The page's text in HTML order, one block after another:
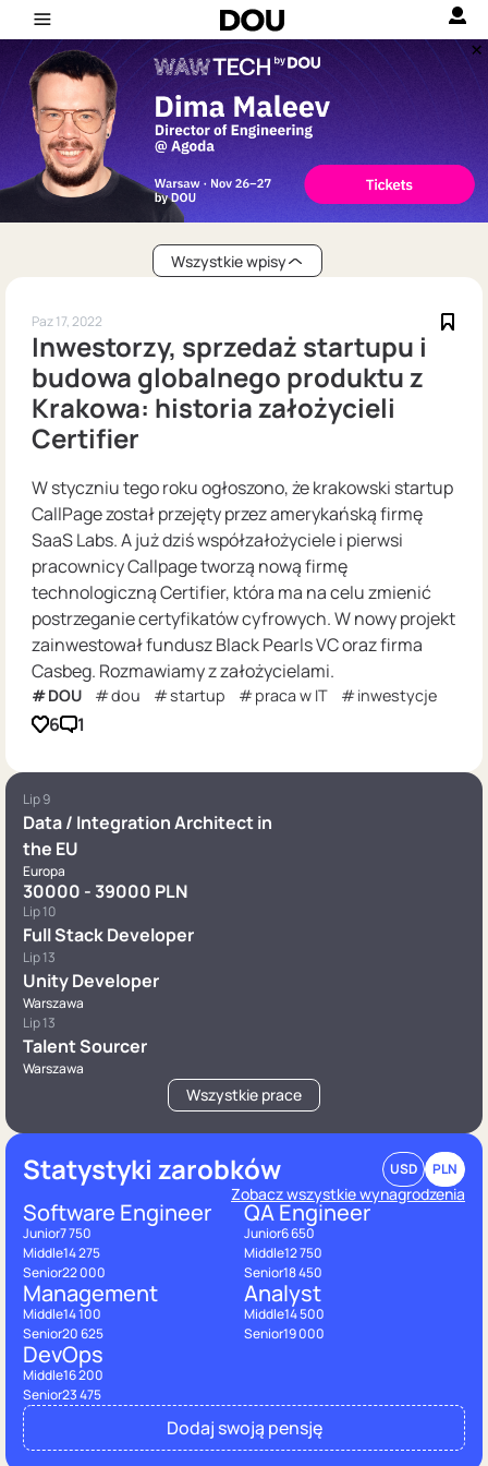
Wszystkie wpisy
Paz 17, 2022
Inwestorzy, sprzedaż startupu i
budowa globalnego produktu z
Krakowa: historia założycieli
Certifier
W styczniu tego roku ogłoszono, że krakowski startup
CallPage został przejęty przez amerykańską firmę
SaaS Labs. A już dziś współzałożyciele i pierwsi
pracownicy Callpage tworzą nową firmę
technologiczną Certifier, która ma na celu zmienić
postrzeganie certyfikatów cyfrowych. W nowy projekt
zainwestował fundusz Black Pearls VC oraz firma
Casbeg. Rozmawiamy z założycielami.
DOU dou startup praca w IT inwestycje
6 1
Lip 9
Data / Integration Architect in
the EU
Europa
30000 - 39000 PLN
Lip 10
Full Stack Developer
Lip 13
Unity Developer
Warszawa
Lip 13
Talent Sourcer
Warszawa
Wszystkie prace
Statystyki zarobków USD PLN
Zobacz wszystkie wynagrodzenia
Software Engineer
Junior7 750
Middle14 275
Senior22 000
QA Engineer
Junior6 650
Middle12 750
Senior18 450
Management
Middle14 100
Senior20 625
Analyst
Middle14 500
Senior19 000
DevOps
Middle16 200
Senior23 475
Dodaj swoją pensję